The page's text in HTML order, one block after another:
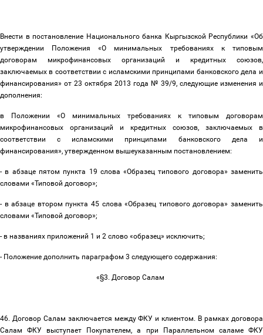
Внести в постановление Национального банка Кыргызской Республики «Об
утверждении Положения «О минимальных требованиях к типовым
договорам микрофинансовых организаций и кредитных союзов,
заключаемых в соответствии с исламскими принципами банковского дела и
финансирования» от 23 октября 2013 года № 39/9, следующие изменения и
дополнения:
в Положении «О минимальных требованиях к типовым договорам
микрофинансовых организаций и кредитных союзов, заключаемых в
соответствии с исламскими принципами банковского дела и
финансирования», утвержденном вышеуказанным постановлением:
- в абзаце пятом пункта 19 слова «Образец типового договора» заменить
словами «Типовой договор»;
- в абзаце втором пункта 45 слова «Образец типового договора» заменить
словами «Типовой договор»;
- в названиях приложений 1 и 2 слово «образец» исключить;
- Положение дополнить параграфом 3 следующего содержания:
«§3. Договор Салам
46. Договор Салам заключается между ФКУ и клиентом. В рамках договора
Салам ФКУ выступает Покупателем, а при Параллельном саламе ФКУ